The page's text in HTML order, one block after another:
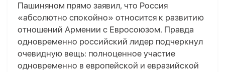
Пашиняном прямо заявил, что Россия
«абсолютно спокойно» относится к развитию
отношений Армении с Евросоюзом. Правда
одновременно российский лидер подчеркнул
очевидную вещь: полноценное участие
одновременно в европейской и евразийской